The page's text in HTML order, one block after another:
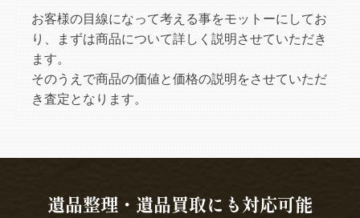
お客様の目線になって考える事をモットーにしてお
り、まずは商品について詳しく説明させていただき
ます。
そのうえで商品の価値と価格の説明をさせていただ
き査定となります。
遺品整理・遺品買取にも対応可能